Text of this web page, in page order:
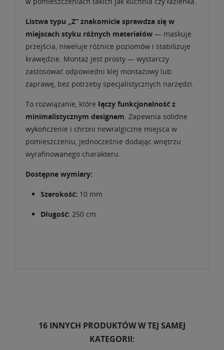
Listwa typu „Z” znakomicie sprawdza się w
miejscach styku różnych materiałów — maskuje
przejścia, niweluje różnice poziomów i stabilizuje
krawędzie. Montaż jest prosty — wystarczy
zastosować odpowiedni klej montażowy lub
zaprawę, bez potrzeby specjalistycznych narzędzi.
To rozwiązanie, które łączy funkcjonalność z
minimalistycznym designem. Zapewnia solidne
wykończenie i chroni newralgiczne miejsca w
pomieszczeniu, jednocześnie dodając wnętrzu
wyrafinowanego charakteru.
Dostępne wymiary:
Szerokość: 10 mm
Długość: 250 cm
16 INNYCH PRODUKTÓW W TEJ SAMEJ
KATEGORII: